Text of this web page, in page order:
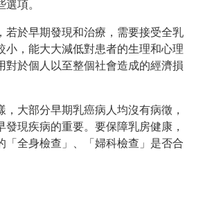
項。
若於早期發現和治療，需要接受全乳
小，能大大減低對患者的生理和心理
對於個人以至整個社會造成的經濟損
大部分早期乳癌病人均沒有病徵，
發現疾病的重要。要保障乳房健康，
「全身檢查」、「婦科檢查」是否合